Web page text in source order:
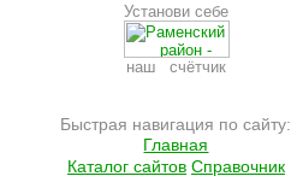
Установи себе
наш счётчик
Быстрая навигация по сайту:
Главная
Каталог сайтов Справочник